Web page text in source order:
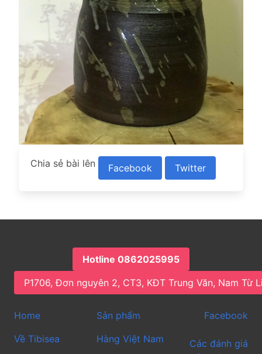
Chia sẻ bài lên Facebook Twitter
Hotline 0862025995
P1706, Đơn nguyên 2, CT3, KĐT Trung Văn, Nam Từ
Home
Về Tibisea
Sản phẩm
Hàng Việt Nam
Facebook
Các đánh giá